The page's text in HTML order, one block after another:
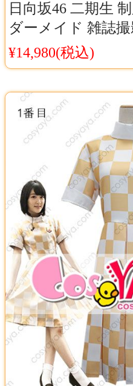
日向坂46 二期生
ダーメイド 雑誌
46 学生制服 オーダ
¥14,980(税込)